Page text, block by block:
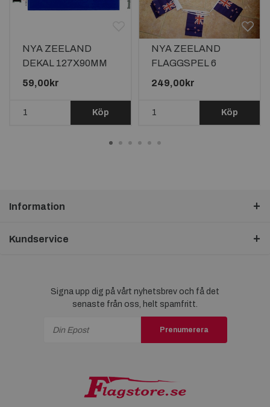
NYA ZEELAND
DEKAL 127X90MM
59,00kr
Köp
NYA ZEELAND
FLAGGSPEL 6
METER LÅNGT MED
249,00kr
Köp
Information
Kundservice
Signa upp dig på vårt nyhetsbrev och få det
senaste från oss, helt spamfritt.
Prenumerera